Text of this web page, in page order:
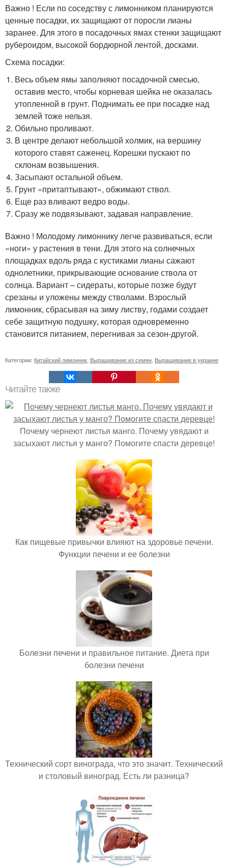
Важно ! Если по соседству с лимонником планируются
ценные посадки, их защищают от поросли лианы
заранее. Для этого в посадочных ямах стенки защищают
рубероидом, высокой бордюрной лентой, досками.
Схема посадки:
Весь объем ямы заполняют посадочной смесью,
оставив место, чтобы корневая шейка не оказалась
утопленной в грунт. Поднимать ее при посадке над
землей тоже нельзя.
Обильно проливают.
В центре делают небольшой холмик, на вершину
которого ставят саженец. Корешки пускают по
склонам возвышения.
Засыпают остальной объем.
Грунт «притаптывают», обжимают ствол.
Еще раз вливают ведро воды.
Сразу же подвязывают, задавая направление.
Важно ! Молодому лимоннику легче развиваться, если
«ноги» у растения в тени. Для этого на солнечных
площадках вдоль ряда с кустиками лианы сажают
однолетники, прикрывающие основание ствола от
солнца. Вариант – сидераты, которые позже будут
срезаны и уложены между стволами. Взрослый
лимонник, сбрасывая на зиму листву, годами создает
себе защитную подушку, которая одновременно
становится питанием, перегнивая за сезон-другой.
Категории: Китайский лимонник, Выращивание из семян, Выращивание в украине
Читайте также
Почему чернеют листья манго. Почему увядают и
засыхают листья у манго? Помогите спасти деревце!
Как пищевые привычки влияют на здоровье печени.
Функции печени и ее болезни
Болезни печени и правильное питание. Диета при
болезни печени
Технический сорт винограда, что это значит. Технический
и столовый виноград. Есть ли разница?